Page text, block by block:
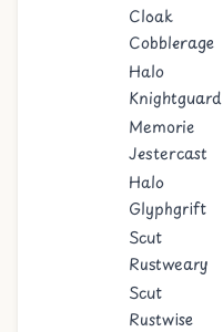
Cloak
Cobblerage
Halo
Knightguard
Memorie
Jestercast
Halo
Glyphgrift
Scut
Rustweary
Scut
Rustwise